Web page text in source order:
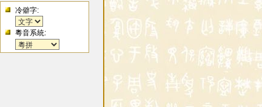
冷僻字:
粵音系統: